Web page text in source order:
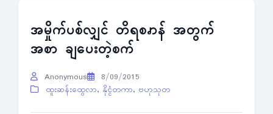
အမှိုက်ပစ်လျှင် တိရစၧာန် အတွက်
အစာ ချပေးတဲ့စက်
Anonymous
8/09/2015
ထူးဆန်းထွေလာ, နိုင္ငံတကာ, ဗဟုသုတ